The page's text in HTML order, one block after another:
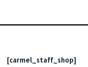
[carmel_staff_shop]